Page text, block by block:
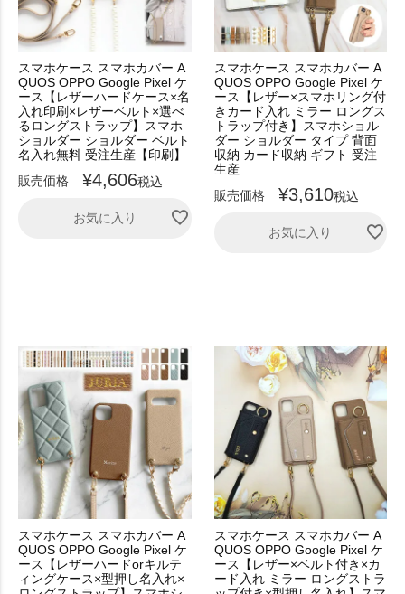
スマホケース スマホカバー A
QUOS OPPO Google Pixel ケ
ース【レザーハードケース×名
入れ印刷×レザーベルト×選べ
るロングストラップ】スマホ
ショルダー ショルダー ベルト
名入れ無料 受注生産【印刷】
販売価格
¥4,606税込
お気に入り
スマホケース スマホカバー A
QUOS OPPO Google Pixel ケ
ース【レザー×スマホリング付
きカード入れ ミラー ロングス
トラップ付き】スマホショル
ダー ショルダー タイプ 背面
収納 カード収納 ギフト 受注
生産
販売価格
¥3,610税込
お気に入り
スマホケース スマホカバー A
QUOS OPPO Google Pixel ケ
ース【レザーハードorキルテ
ィングケース×型押し名入れ×
スマホケース スマホカバー A
QUOS OPPO Google Pixel ケ
ース【レザー×ベルト付き×カ
ード入れ ミラー ロングストラ